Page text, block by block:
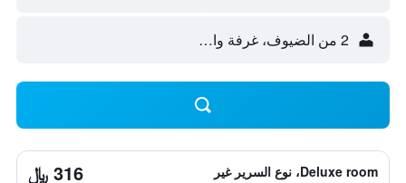
2 من الضيوف، غرفة واحدة
Deluxe room، نوع السرير غير
316 ﷼